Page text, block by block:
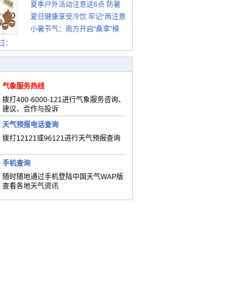
：
贴士
夏季户外活动注意这6点 防暑
健身两不误
夏日健康享受冷饮 牢记“两注意
一控制”
小暑节气：南方开启“桑拿”模
气象服务热线
拨打400-6000-121进行气象服务咨询、
建议、合作与投诉
天气预报电话查询
拨打12121或96121进行天气预报查询
手机查询
随时随地通过手机登陆中国天气WAP版
查看各地天气资讯